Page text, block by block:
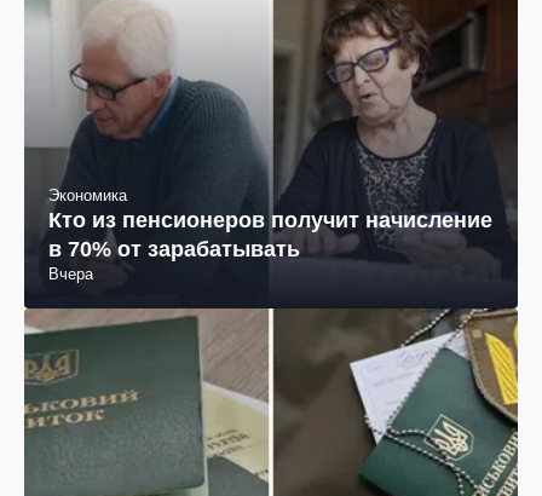
Экономика
Кто из пенсионеров получит начисление
в 70% от зарабатывать
Вчера